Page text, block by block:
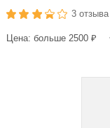
3 отзыва
Цена: больше 2500 ₽